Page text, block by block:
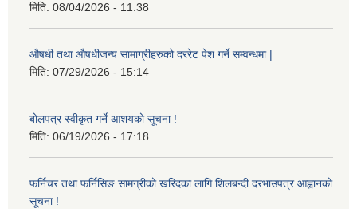
मिति: 08/04/2026 - 11:38
औषधी तथा औषधीजन्य सामाग्रीहरुको दररेट पेश गर्ने सम्वन्धमा |
मिति: 07/29/2026 - 15:14
बोलपत्र स्वीकृत गर्ने आशयको सूचना !
मिति: 06/19/2026 - 17:18
फर्निचर तथा फर्निसिङ सामग्रीको खरिदका लागि शिलबन्दी दरभाउपत्र आह्वानको
सूचना !